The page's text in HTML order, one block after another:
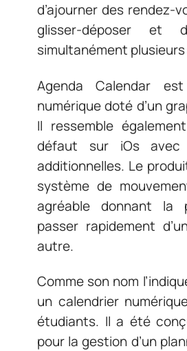
d’ajourner des rendez-
glisser-déposer et
simultanément
Agenda Calendar
numérique doté d’un
Il ressemble
défaut sur iOs avec
additionnelles. Le
système de
agréable donnant la
passer rapidement
autre.
Comme son nom
un calendrier
étudiants. Il a été
pour la gestion d’un